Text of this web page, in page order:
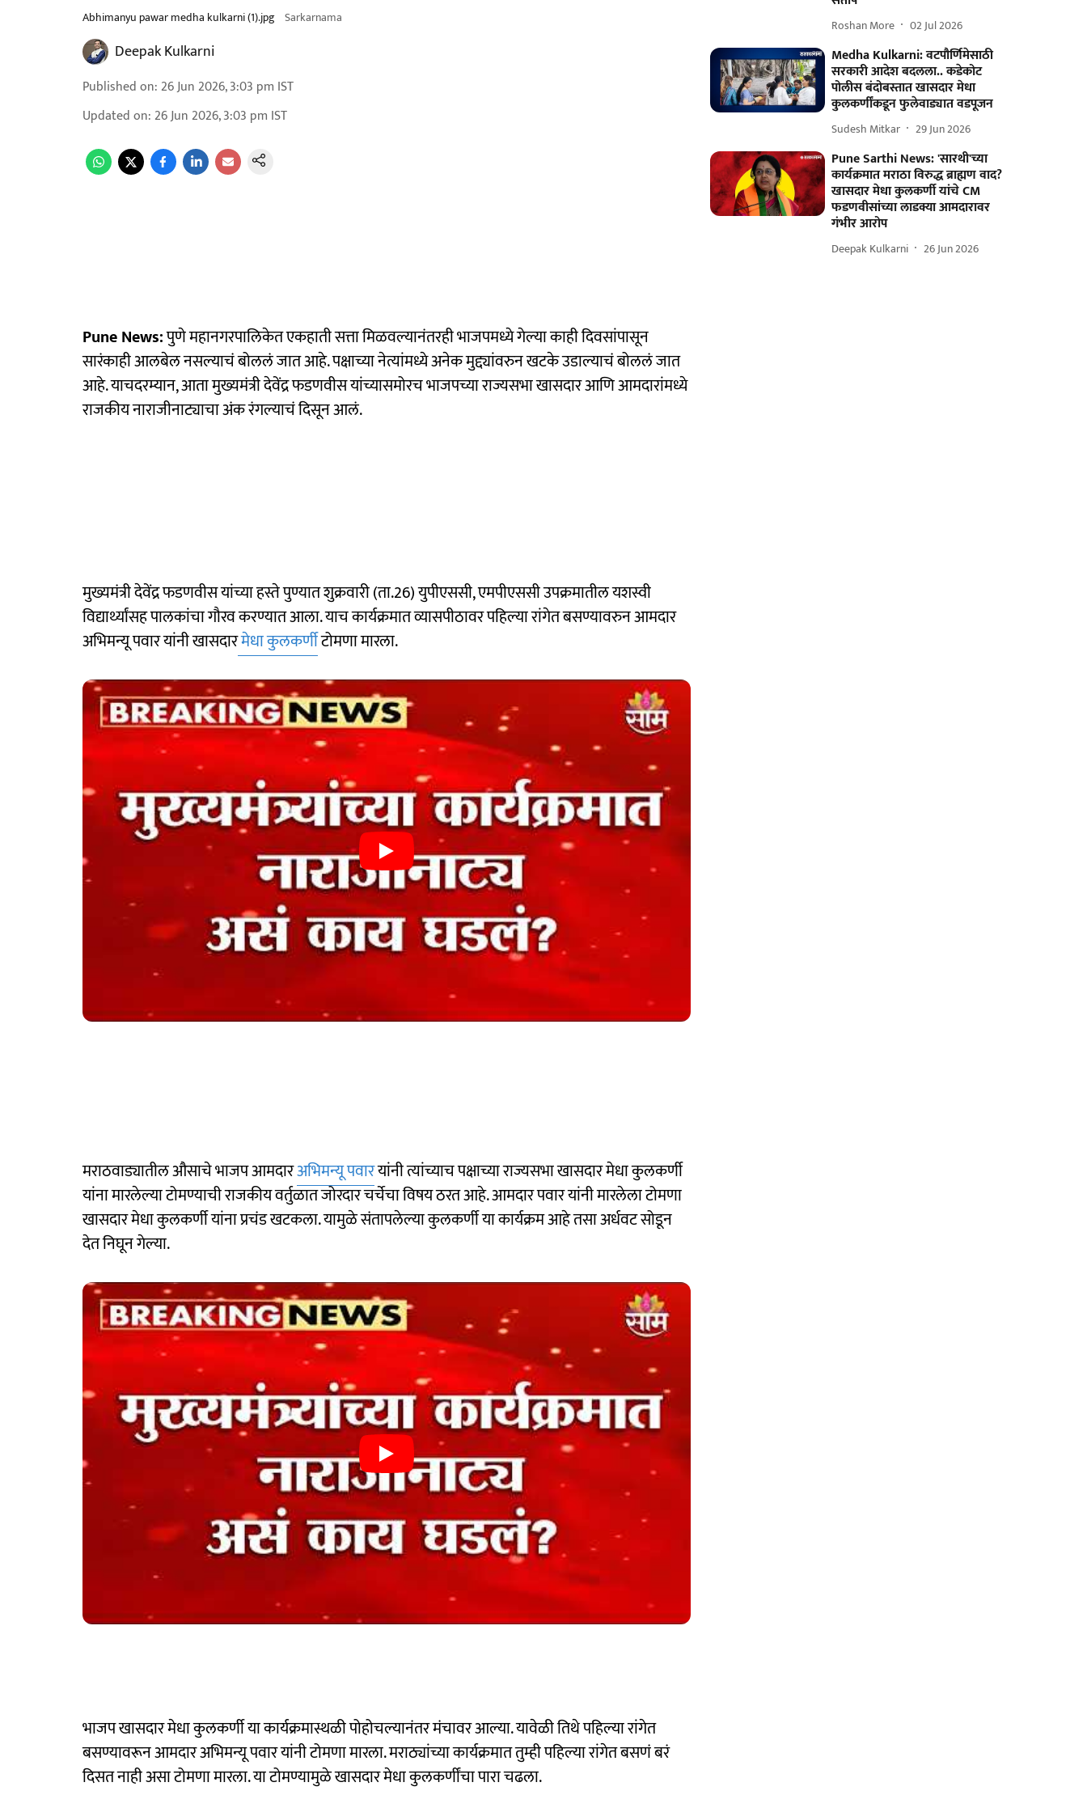
Abhimanyu pawar medha kulkarni (1).jpg Sarkarnama
Deepak Kulkarni
Published on: 26 Jun 2026, 3:03 pm IST
Updated on: 26 Jun 2026, 3:03 pm IST
Pune News:पुणे महानगरपालिकेत एकहाती सत्ता मिळवल्यानंतरही भाजपमध्ये गेल्या काही दिवसांपासून
सारंकाही आलबेल नसल्याचं बोललं जात आहे. पक्षाच्या नेत्यांमध्ये अनेक मुद्द्यांवरुन खटके उडाल्याचं बोललं जात
आहे. याचदरम्यान, आता मुख्यमंत्री देवेंद्र फडणवीस यांच्यासमोरच भाजपच्या राज्यसभा खासदार आणि आमदारांमध्ये
राजकीय नाराजीनाट्याचा अंक रंगल्याचं दिसून आलं.
मुख्यमंत्री देवेंद्र फडणवीस यांच्या हस्ते पुण्यात शुक्रवारी (ता.26) युपीएससी, एमपीएससी उपक्रमातील यशस्वी
विद्यार्थ्यांसह पालकांचा गौरव करण्यात आला. याच कार्यक्रमात व्यासपीठावर पहिल्या रांगेत बसण्यावरुन आमदार
अभिमन्यू पवार यांनी खासदारमेधा कुलकर्णीटोमणा मारला.
मराठवाड्यातील औसाचे भाजप आमदारअभिमन्यू पवारयांनी त्यांच्याच पक्षाच्या राज्यसभा खासदार मेधा कुलकर्णी
यांना मारलेल्या टोमण्याची राजकीय वर्तुळात जोरदार चर्चेचा विषय ठरत आहे. आमदार पवार यांनी मारलेला टोमणा
खासदार मेधा कुलकर्णी यांना प्रचंड खटकला. यामुळे संतापलेल्या कुलकर्णी या कार्यक्रम आहे तसा अर्धवट सोडून
देत निघून गेल्या.
भाजप खासदार मेधा कुलकर्णी या कार्यक्रमास्थळी पोहोचल्यानंतर मंचावर आल्या. यावेळी तिथे पहिल्या रांगेत
बसण्यावरून आमदार अभिमन्यू पवार यांनी टोमणा मारला. मराठ्यांच्या कार्यक्रमात तुम्ही पहिल्या रांगेत बसणं बरं
दिसत नाही असा टोमणा मारला. या टोमण्यामुळे खासदार मेधा कुलकर्णींचा पारा चढला.
Roshan More 02 Jul 2026
Medha Kulkarni: वटपौर्णिमेसाठी
सरकारी आदेश बदलला.. कडेकोट
पोलीस बंदोबस्तात खासदार मेधा
कुलकर्णींकडून फुलेवाड्यात वडपूजन
Sudesh Mitkar 29 Jun 2026
Pune Sarthi News: 'सारथी'च्या
कार्यक्रमात मराठा विरुद्ध ब्राह्मण वाद?
खासदार मेधा कुलकर्णी यांचे CM
फडणवीसांच्या लाडक्या आमदारावर
गंभीर आरोप
Deepak Kulkarni 26 Jun 2026